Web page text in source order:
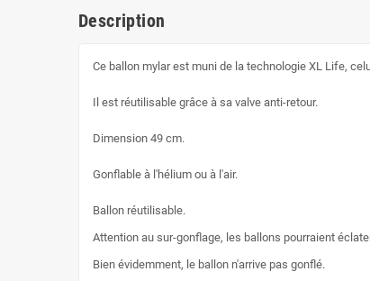
Description
Ce ballon mylar est muni de la technologie XL Life,
Il est réutilisable grâce à sa valve anti-retour.
Dimension 49 cm.
Gonflable à l'hélium ou à l'air.
Ballon réutilisable.
Attention au sur-gonflage, les ballons pourraient
Bien évidemment, le ballon n'arrive pas gonflé.